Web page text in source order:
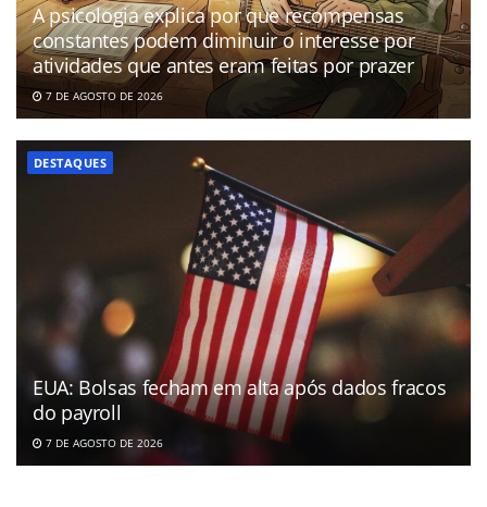
A psicologia explica por que recompensas
constantes podem diminuir o interesse por
atividades que antes eram feitas por prazer
7 DE AGOSTO DE 2026
DESTAQUES
EUA: Bolsas fecham em alta após dados fracos
do payroll
7 DE AGOSTO DE 2026